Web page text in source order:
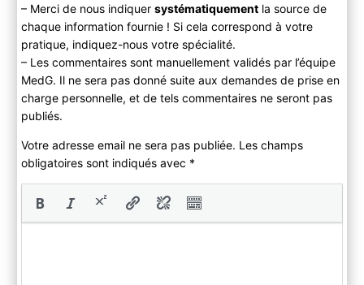
– Merci de nous indiquer systématiquementla source de
chaque information fournie ! Si cela correspond à votre
pratique, indiquez-nous votre spécialité.
– Les commentaires sont manuellement validés par l’équipe
MedG. Il ne sera pas donné suite aux demandes de prise en
charge personnelle, et de tels commentaires ne seront pas
publiés.
Votre adresse email ne sera pas publiée. Les champs
obligatoires sont indiqués avec *